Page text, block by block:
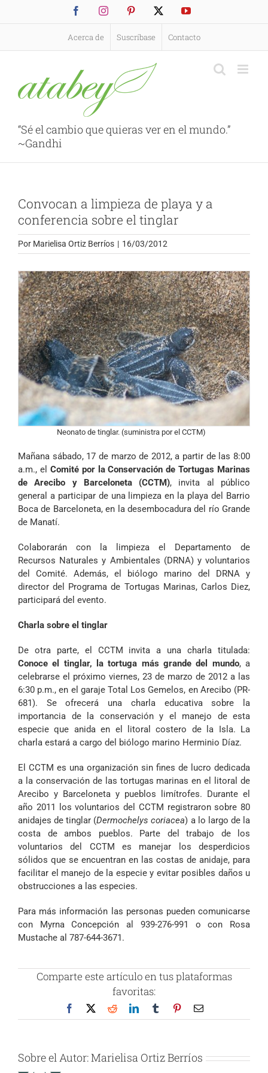
FacebookInstagramPinterest YouTube
Acerca de Suscríbase Contacto
“Sé el cambio que quieras ver en el mundo.”
~Gandhi
Convocan a limpieza de playa y a
conferencia sobre el tinglar
Por Marielisa Ortiz Berríos | 16/03/2012
Neonato de tinglar. (suministra por el CCTM)
Mañana sábado, 17 de marzo de 2012, a partir de las 8:00
a.m., el Comité por la Conservación de Tortugas Marinas
de Arecibo y Barceloneta (CCTM), invita al público
general a participar de una limpieza en la playa del Barrio
Boca de Barceloneta, en la desembocadura del río Grande
de Manatí.
Colaborarán con la limpieza el Departamento de
Recursos Naturales y Ambientales (DRNA) y voluntarios
del Comité. Además, el biólogo marino del DRNA y
director del Programa de Tortugas Marinas, Carlos Diez,
participará del evento.
Charla sobre el tinglar
De otra parte, el CCTM invita a una charla titulada:
Conoce el tinglar, la tortuga más grande del mundo, a
celebrarse el próximo viernes, 23 de marzo de 2012 a las
6:30 p.m., en el garaje Total Los Gemelos, en Arecibo (PR-
681). Se ofrecerá una charla educativa sobre la
importancia de la conservación y el manejo de esta
especie que anida en el litoral costero de la Isla. La
charla estará a cargo del biólogo marino Herminio Díaz.
El CCTM es una organización sin fines de lucro dedicada
a la conservación de las tortugas marinas en el litoral de
Arecibo y Barceloneta y pueblos limítrofes. Durante el
año 2011 los voluntarios del CCTM registraron sobre 80
anidajes de tinglar (Dermochelys coriacea) a lo largo de la
costa de ambos pueblos. Parte del trabajo de los
voluntarios del CCTM es manejar los desperdicios
sólidos que se encuentran en las costas de anidaje, para
facilitar el manejo de la especie y evitar posibles daños u
obstrucciones a las especies.
Para más información las personas pueden comunicarse
con Myrna Concepción al 939-276-991 o con Rosa
Mustache al 787-644-3671.
Comparte este artículo en tus plataformas
favoritas:
Facebook RedditLinkedInTumblr PinterestCorreo
electrónico
Sobre el Autor:Marielisa Ortiz Berríos